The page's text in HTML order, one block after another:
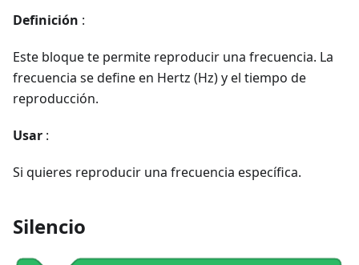
Definición :
Este bloque te permite reproducir una frecuencia. La
frecuencia se define en Hertz (Hz) y el tiempo de
reproducción.
Usar :
Si quieres reproducir una frecuencia específica.
Silencio